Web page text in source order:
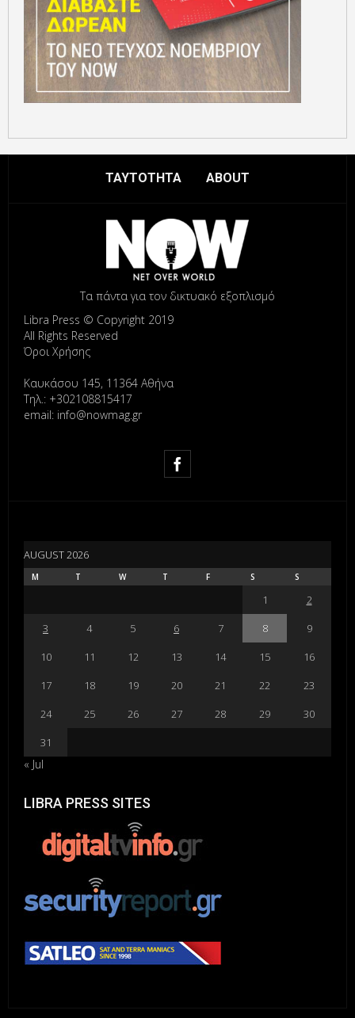
ΤΑΥΤΟΤΗΤΑ ABOUT
Τα πάντα για τον δικτυακό εξοπλισμό
Libra Press © Copyright 2019
All Rights Reserved
Όροι Χρήσης
Καυκάσου 145, 11364 Αθήνα
Τηλ.: +302108815417
email: info@nowmag.gr
AUGUST 2026
M T W T F S S
1
2
3
4 5 6 7 8
9
10
11 12 13 14 15
16
17
18 19 20 21 22
23
24
25 26 27 28 29
30
31
« Jul
LIBRA PRESS SITES